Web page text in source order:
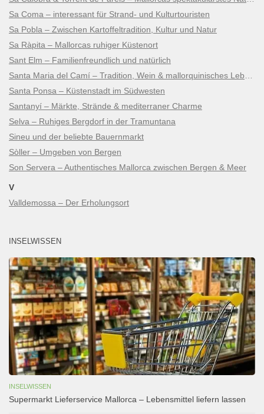
Sa Coma – interessant für Strand- und Kulturtouristen
Sa Pobla – Zwischen Kartoffeltradition, Kultur und Natur
Sa Ràpita – Mallorcas ruhiger Küstenort
Sant Elm – Familienfreundlich und natürlich
Santa Maria del Camí – Tradition, Wein & mallorquinisches Lebensgefühl
Santa Ponsa – Küstenstadt im Südwesten
Santanyí – Märkte, Strände & mediterraner Charme
Selva – Ruhiges Bergdorf in der Tramuntana
Sineu und der beliebte Bauernmarkt
Sòller – Umgeben von Bergen
Son Servera – Authentisches Mallorca zwischen Bergen & Meer
V
Valldemossa – Der Erholungsort
INSELWISSEN
INSELWISSEN
Supermarkt Lieferservice Mallorca – Lebensmittel liefern lassen